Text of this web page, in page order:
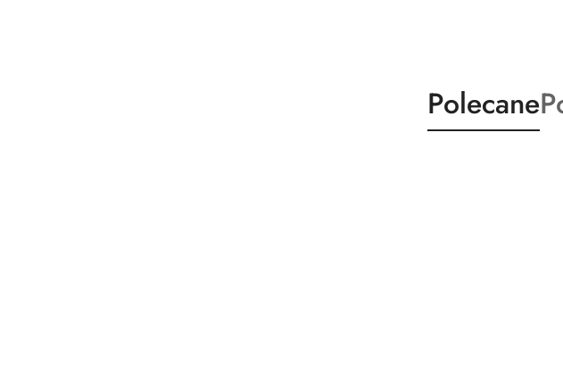
Produkty
o
Polecane
o